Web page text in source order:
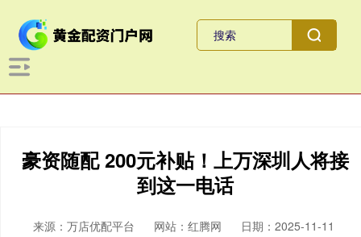
豪资随配 200元补贴！上万深圳人将接
到这一电话
来源：万店优配平台 网站：红腾网
日期：2025-11-11